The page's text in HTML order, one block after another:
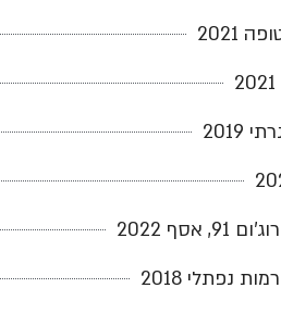
2021
2022
נפתלי 2018